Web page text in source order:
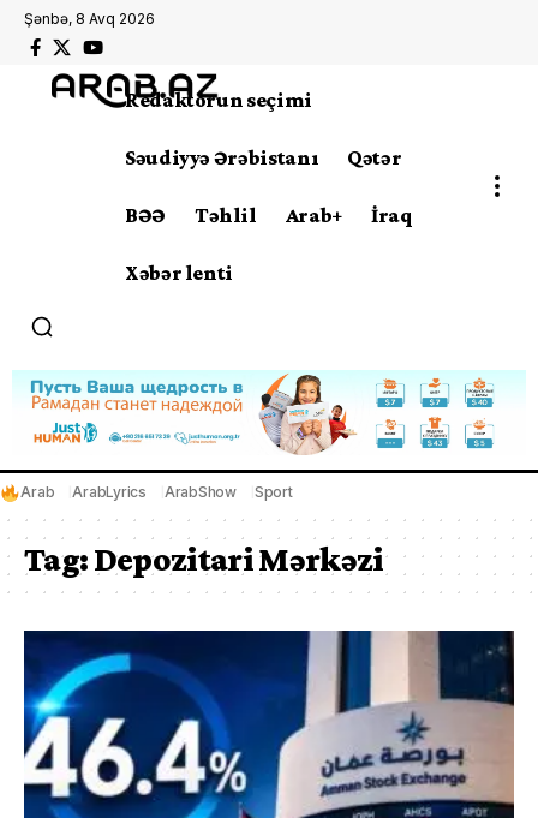
Şənbə, 8 Avq 2026
Redaktorun seçimi
Səudiyyə Ərəbistanı Qətər
BƏƏ Təhlil Arab+ İraq
Xəbər lenti
Arab ArabLyrics ArabShow Sport
Tag:Depozitari Mərkəzi